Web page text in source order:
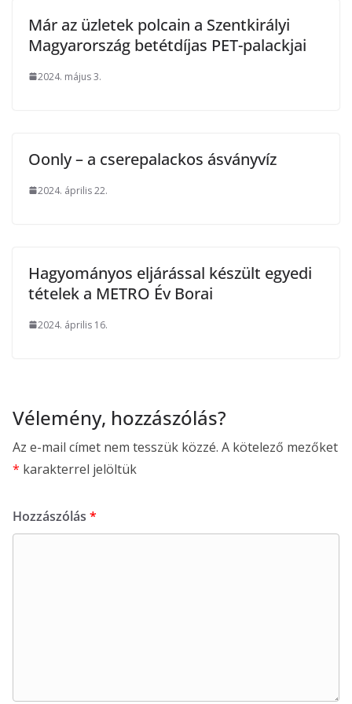
Már az üzletek polcain a Szentkirályi
Magyarország betétdíjas PET-palackjai
2024. május 3.
Oonly – a cserepalackos ásványvíz
2024. április 22.
Hagyományos eljárással készült egyedi
tételek a METRO Év Borai
2024. április 16.
Vélemény, hozzászólás?
Az e-mail címet nem tesszük közzé. A kötelező mezőket
* karakterrel jelöltük
Hozzászólás *